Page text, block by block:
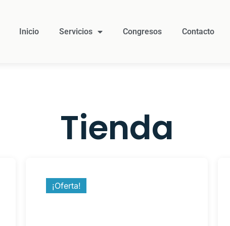
Inicio Servicios Congresos Contacto
Tienda
¡Oferta!